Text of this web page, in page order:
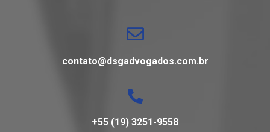
contato@dsgadvogados.com.br
+55 (19) 3251-9558